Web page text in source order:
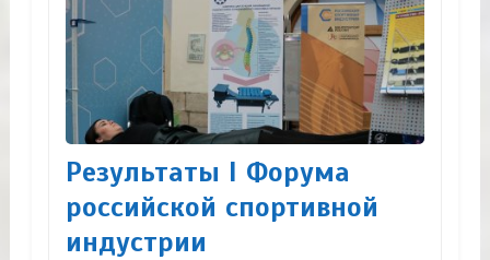
Результаты I Форума
российской спортивной
индустрии​